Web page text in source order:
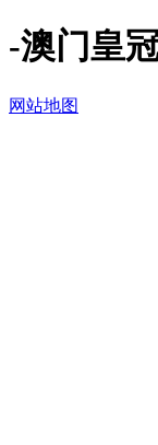
-澳门皇
网站地图